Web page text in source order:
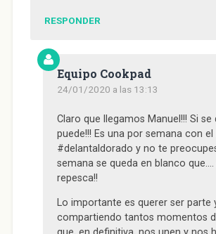
RESPONDER
Equipo Cookpad
24/01/2020 a las 13:13
Claro que llegamos Manuel!!! Si se
puede!!! Es una por semana con el
#delantaldorado y no te
semana se queda en blanco que….
repesca!!
Lo importante es querer ser parte
compartiendo tantos momentos